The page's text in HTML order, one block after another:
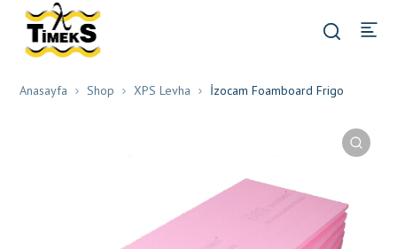
Anasayfa Shop XPS Levha İzocam Foamboard Frigo